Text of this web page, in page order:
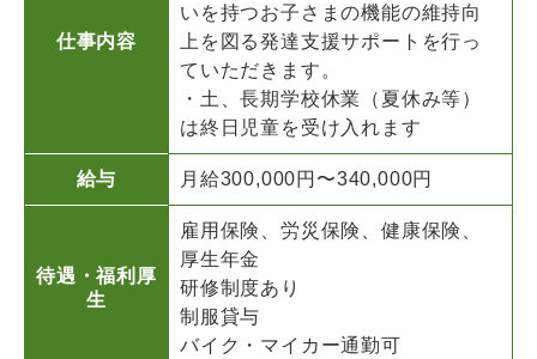
仕事内容
いを持つお子さまの機能の維持向
上を図る発達支援サポートを行っ
ていただきます。
・土、長期学校休業（夏休み等）
は終日児童を受け入れます
給与 月給300,000円〜340,000円
待遇・福利厚
生
雇用保険、労災保険、健康保険、
厚生年金
研修制度あり
制服貸与
バイク・マイカー通勤可